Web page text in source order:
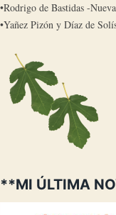
Rodrigo de Bastidas -
Yañez Pizón y Díaz de
**MI ÚLTIMA